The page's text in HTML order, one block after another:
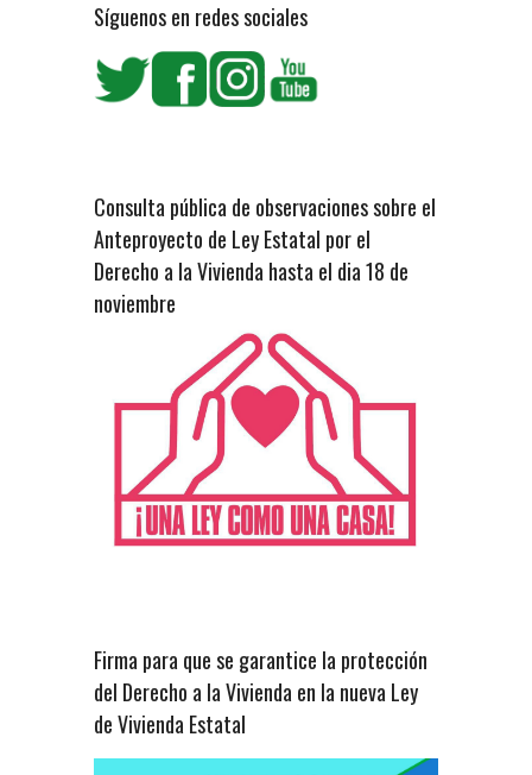
Síguenos en redes sociales
Consulta pública de observaciones sobre el
Anteproyecto de Ley Estatal por el
Derecho a la Vivienda hasta el dia 18 de
noviembre
Firma para que se garantice la protección
del Derecho a la Vivienda en la nueva Ley
de Vivienda Estatal